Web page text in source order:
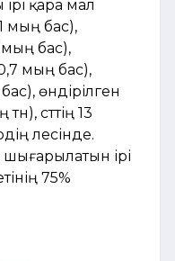
қара мал
мың бас),
бас),
мың бас),
өндірілген
сүттің 13
үлесінде.
ірі
75%